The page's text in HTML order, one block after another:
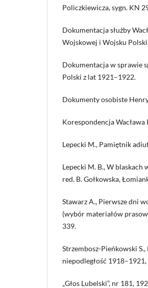
Policzkiewicza, sygn. KN
Dokumentacja służby
Wojskowej i Wojsku
Dokumentacja w sprawie
Polski z lat 1921–1922.
Dokumenty osobiste
Korespondencja
Lepecki M., Pamiętnik
Lepecki M. B., W
red. B. Gołkowska,
Stawarz A., Pierwsze dni
(wybór materiałów
339.
Strzembosz-Pieńkowski
niepodległość
„Głos Lubelski”, nr 181,